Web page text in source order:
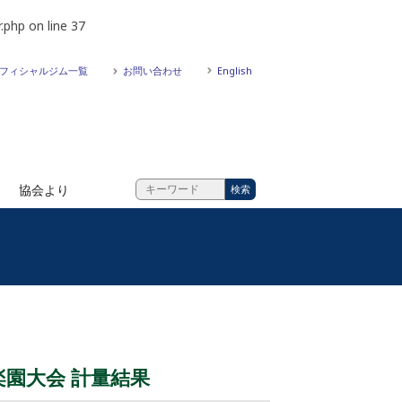
on line 37
ィシャルジム一覧 お問い合わせ English
協会より
大会 計量結果